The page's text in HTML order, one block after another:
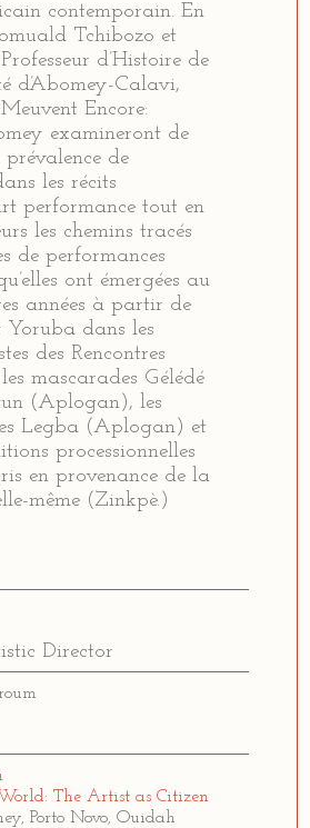
contemporain. En
Tchibozo et
d’Histoire de
d’Abomey-Calavi,
Encore:
examineront de
de
les récits
performance tout en
les chemins tracés
de performances
ont émergées au
années à partir de
dans les
des Rencontres
mascarades Gélédé
(Aplogan), les
Legba (Aplogan) et
processionnelles
en provenance de la
même (Zinkpè.)
Director
The Artist as Citizen
Porto Novo, Ouidah